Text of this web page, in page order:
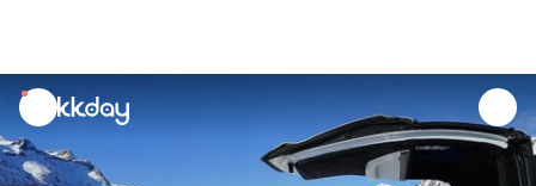
unread
notifications